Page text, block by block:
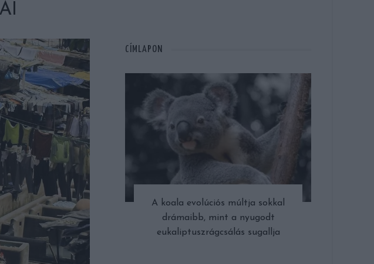
CÍMLAPON
A koala evolúciós múltja sokkal
drámaibb, mint a nyugodt
eukaliptuszrágcsálás sugallja